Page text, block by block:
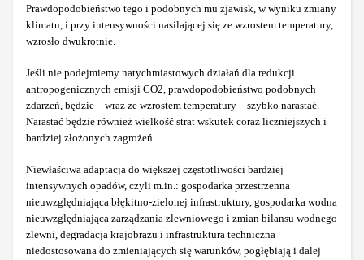
Prawdopodobieństwo tego i podobnych mu zjawisk, w wyniku zmiany
klimatu, i przy intensywności nasilającej się ze wzrostem temperatury,
wzrosło dwukrotnie.
Jeśli nie podejmiemy natychmiastowych działań dla redukcji
antropogenicznych emisji CO2, prawdopodobieństwo podobnych
zdarzeń, będzie – wraz ze wzrostem temperatury – szybko narastać.
Narastać będzie również wielkość strat wskutek coraz liczniejszych i
bardziej złożonych zagrożeń.
Niewłaściwa adaptacja do większej częstotliwości bardziej
intensywnych opadów, czyli m.in.: gospodarka przestrzenna
nieuwzględniająca błękitno-zielonej infrastruktury, gospodarka wodna
nieuwzględniająca zarządzania zlewniowego i zmian bilansu wodnego
zlewni, degradacja krajobrazu i infrastruktura techniczna
niedostosowana do zmieniających się warunków, pogłębiają i dalej